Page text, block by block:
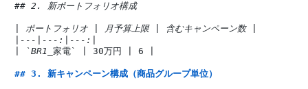
## 2. 新ポートフォリオ構成
| ポートフォリオ | 月予算上限 | 含むキャンペーン数 |
|---|---:|---:|
| `BR1_ 家電` | 30万円 | 6 |
## 3. 新キャンペーン構成（商品グループ単位）